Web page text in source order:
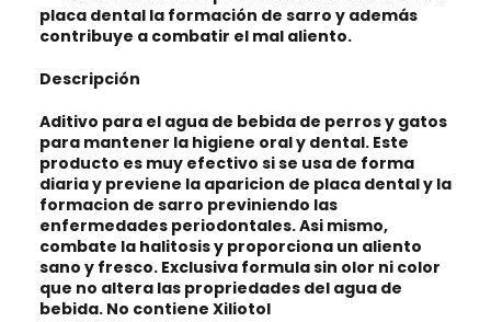
placa dental la formación de sarro y además
contribuye a combatir el mal aliento.
Descripción
Aditivo para el agua de bebida de perros y gatos
para mantener la higiene oral y dental. Este
producto es muy efectivo si se usa de forma
diaria y previene la aparicion de placa dental y la
formacion de sarro previniendo las
enfermedades periodontales. Asi mismo,
combate la halitosis y proporciona un aliento
sano y fresco. Exclusiva formula sin olor ni color
que no altera las propriedades del agua de
bebida. No contiene Xiliotol